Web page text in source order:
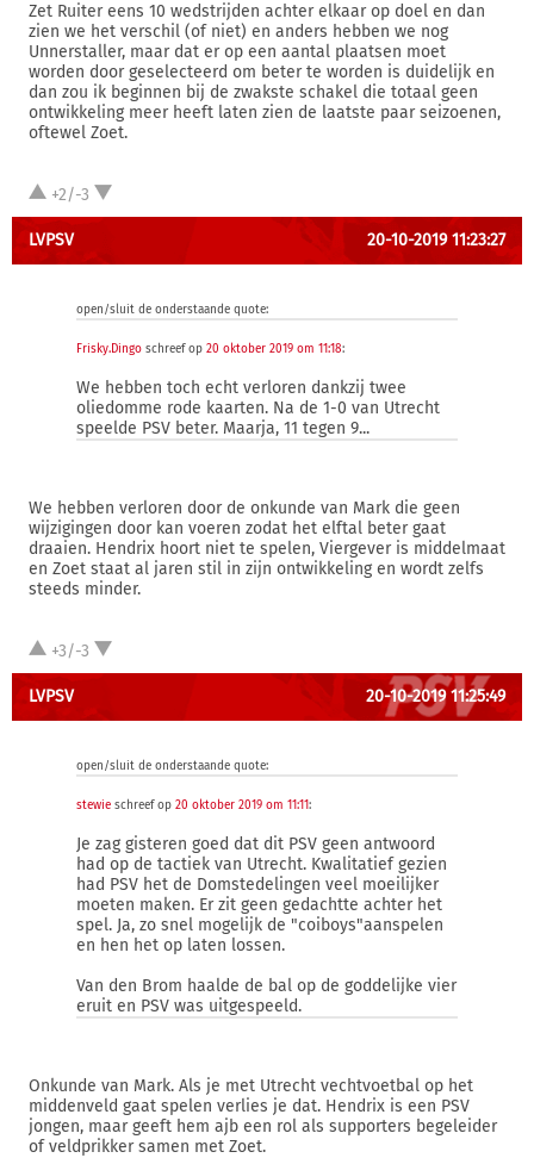
Zet Ruiter eens 10 wedstrijden achter elkaar op doel en dan
zien we het verschil (of niet) en anders hebben we nog
Unnerstaller, maar dat er op een aantal plaatsen moet
worden door geselecteerd om beter te worden is duidelijk en
dan zou ik beginnen bij de zwakste schakel die totaal geen
ontwikkeling meer heeft laten zien de laatste paar seizoenen,
oftewel Zoet.
+2/-3
LVPSV 20-10-2019 11:23:27
open/sluit de onderstaande quote:
Frisky.Dingo schreef op 20 oktober 2019 om 11:18:
We hebben toch echt verloren dankzij twee
oliedomme rode kaarten. Na de 1-0 van Utrecht
speelde PSV beter. Maarja, 11 tegen 9...
We hebben verloren door de onkunde van Mark die geen
wijzigingen door kan voeren zodat het elftal beter gaat
draaien. Hendrix hoort niet te spelen, Viergever is middelmaat
en Zoet staat al jaren stil in zijn ontwikkeling en wordt zelfs
steeds minder.
+3/-3
LVPSV 20-10-2019 11:25:49
open/sluit de onderstaande quote:
stewie schreef op 20 oktober 2019 om 11:11:
Je zag gisteren goed dat dit PSV geen antwoord
had op de tactiek van Utrecht. Kwalitatief gezien
had PSV het de Domstedelingen veel moeilijker
moeten maken. Er zit geen gedachtte achter het
spel. Ja, zo snel mogelijk de "coiboys"aanspelen
en hen het op laten lossen.
Van den Brom haalde de bal op de goddelijke vier
eruit en PSV was uitgespeeld.
Onkunde van Mark. Als je met Utrecht vechtvoetbal op het
middenveld gaat spelen verlies je dat. Hendrix is een PSV
jongen, maar geeft hem ajb een rol als supporters begeleider
of veldprikker samen met Zoet.